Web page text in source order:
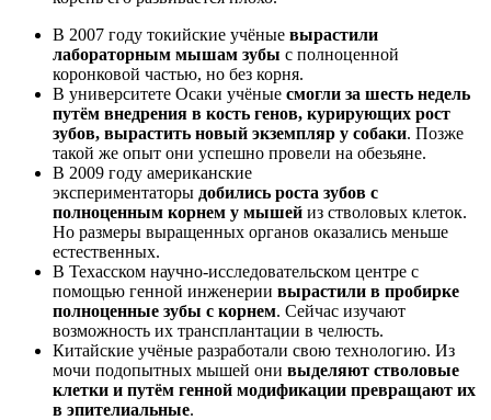
В 2007 году токийские учёные вырастили
лабораторным мышам зубы с полноценной
коронковой частью, но без корня.
В университете Осаки учёные смогли за шесть недель
путём внедрения в кость генов, курирующих рост
зубов, вырастить новый экземпляр у собаки. Позже
такой же опыт они успешно провели на обезьяне.
В 2009 году американские
экспериментаторы добились роста зубов с
полноценным корнем у мышей из стволовых клеток.
Но размеры выращенных органов оказались меньше
естественных.
В Техасском научно-исследовательском центре с
помощью генной инженерии вырастили в пробирке
полноценные зубы с корнем. Сейчас изучают
возможность их трансплантации в челюсть.
Китайские учёные разработали свою технологию. Из
мочи подопытных мышей они выделяют стволовые
клетки и путём генной модификации превращают их
в эпителиальные.